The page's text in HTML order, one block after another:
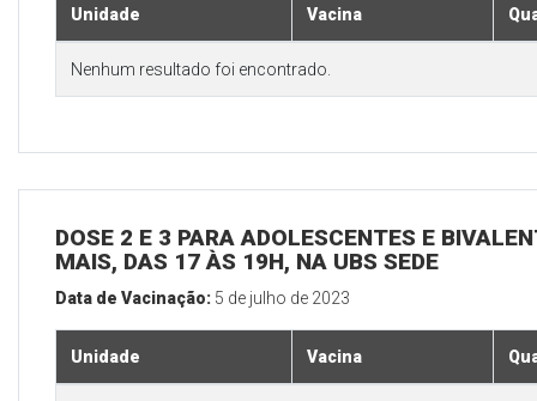
Unidade Vacina
Nenhum resultado foi encontrado.
DOSE 2 E 3 PARA ADOLESCENTES E
MAIS, DAS 17 ÀS 19H, NA UBS SEDE
Data de Vacinação: 5 de julho de 2023
Unidade Vacina